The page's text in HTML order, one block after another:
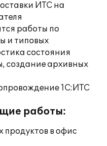
ИТС на
работы по
и типовых
состояния
создание архивных
1С:ИТС
работы:
продуктов в офис